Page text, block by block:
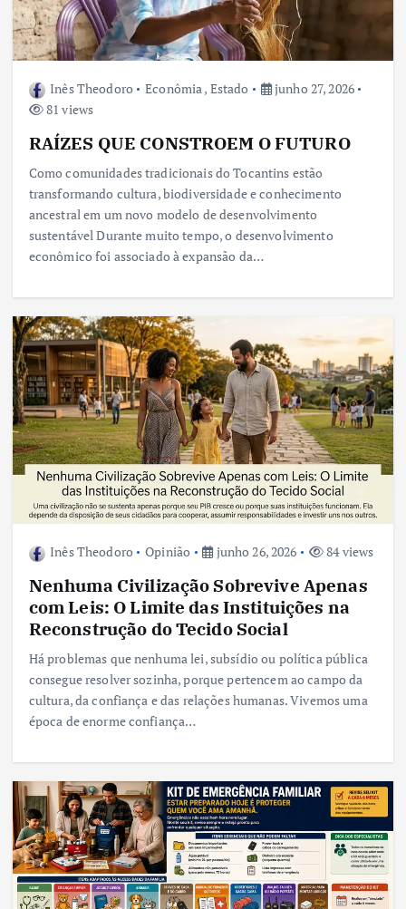
Inês Theodoro Econômia, Estado
junho 27, 2026
81 views
RAÍZES QUE CONSTROEM O FUTURO
Como comunidades tradicionais do Tocantins estão
transformando cultura, biodiversidade e conhecimento
ancestral em um novo modelo de desenvolvimento
sustentável Durante muito tempo, o desenvolvimento
econômico foi associado à expansão da…
Inês Theodoro Opinião junho 26, 2026 84 views
Nenhuma Civilização Sobrevive Apenas
com Leis: O Limite das Instituições na
Reconstrução do Tecido Social
Há problemas que nenhuma lei, subsídio ou política pública
consegue resolver sozinha, porque pertencem ao campo da
cultura, da confiança e das relações humanas. Vivemos uma
época de enorme confiança…